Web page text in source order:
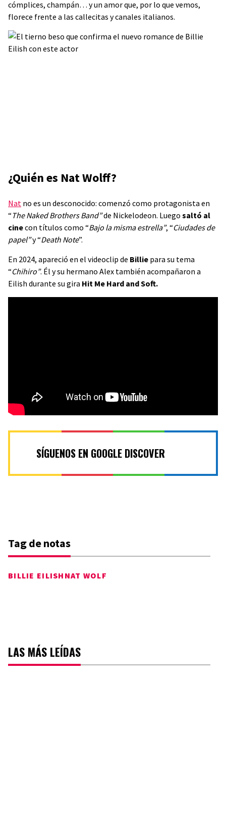
cómplices, champán… y un amor que, por lo que vemos,
florece frente a las callecitas y canales italianos.
¿Quién es Nat Wolff?
Nat no es un desconocido: comenzó como protagonista en
“ The Naked Brothers Band”de Nickelodeon. Luego saltó al
cinecon títulos como “Bajo la misma estrella”, “Ciudades de
papel”y “Death Note”.
En 2024, apareció en el videoclip de Billie para su tema
“Chihiro”. Él y su hermano Alex también acompañaron a
Eilish durante su gira Hit Me Hard and Soft.
SÍGUENOS EN GOOGLE DISCOVER
Tag de notas
BILLIE EILISH NAT WOLF
LAS MÁS LEÍDAS